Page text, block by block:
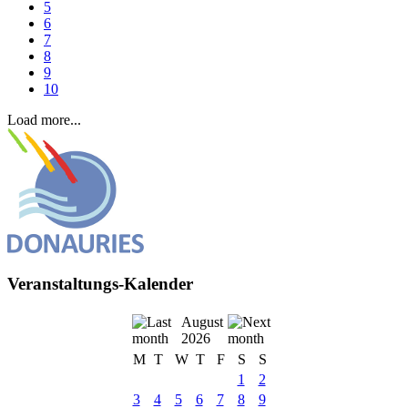
5
6
7
8
9
10
Load more...
Veranstaltungs-Kalender
August
2026
M T W T F S
S
1
2
3
4 5 6 7 8 9